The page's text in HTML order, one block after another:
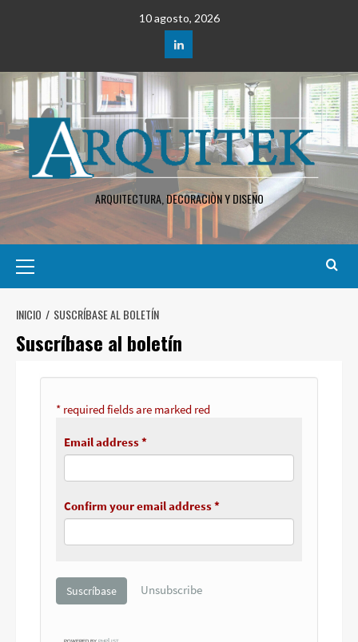
10 agosto, 2026
LinkedIn
ARQUITECTURA, DECORACIÒN Y DISEÑO
principal
INICIO SUSCRÍBASE AL BOLETÍN
Suscríbase al boletín